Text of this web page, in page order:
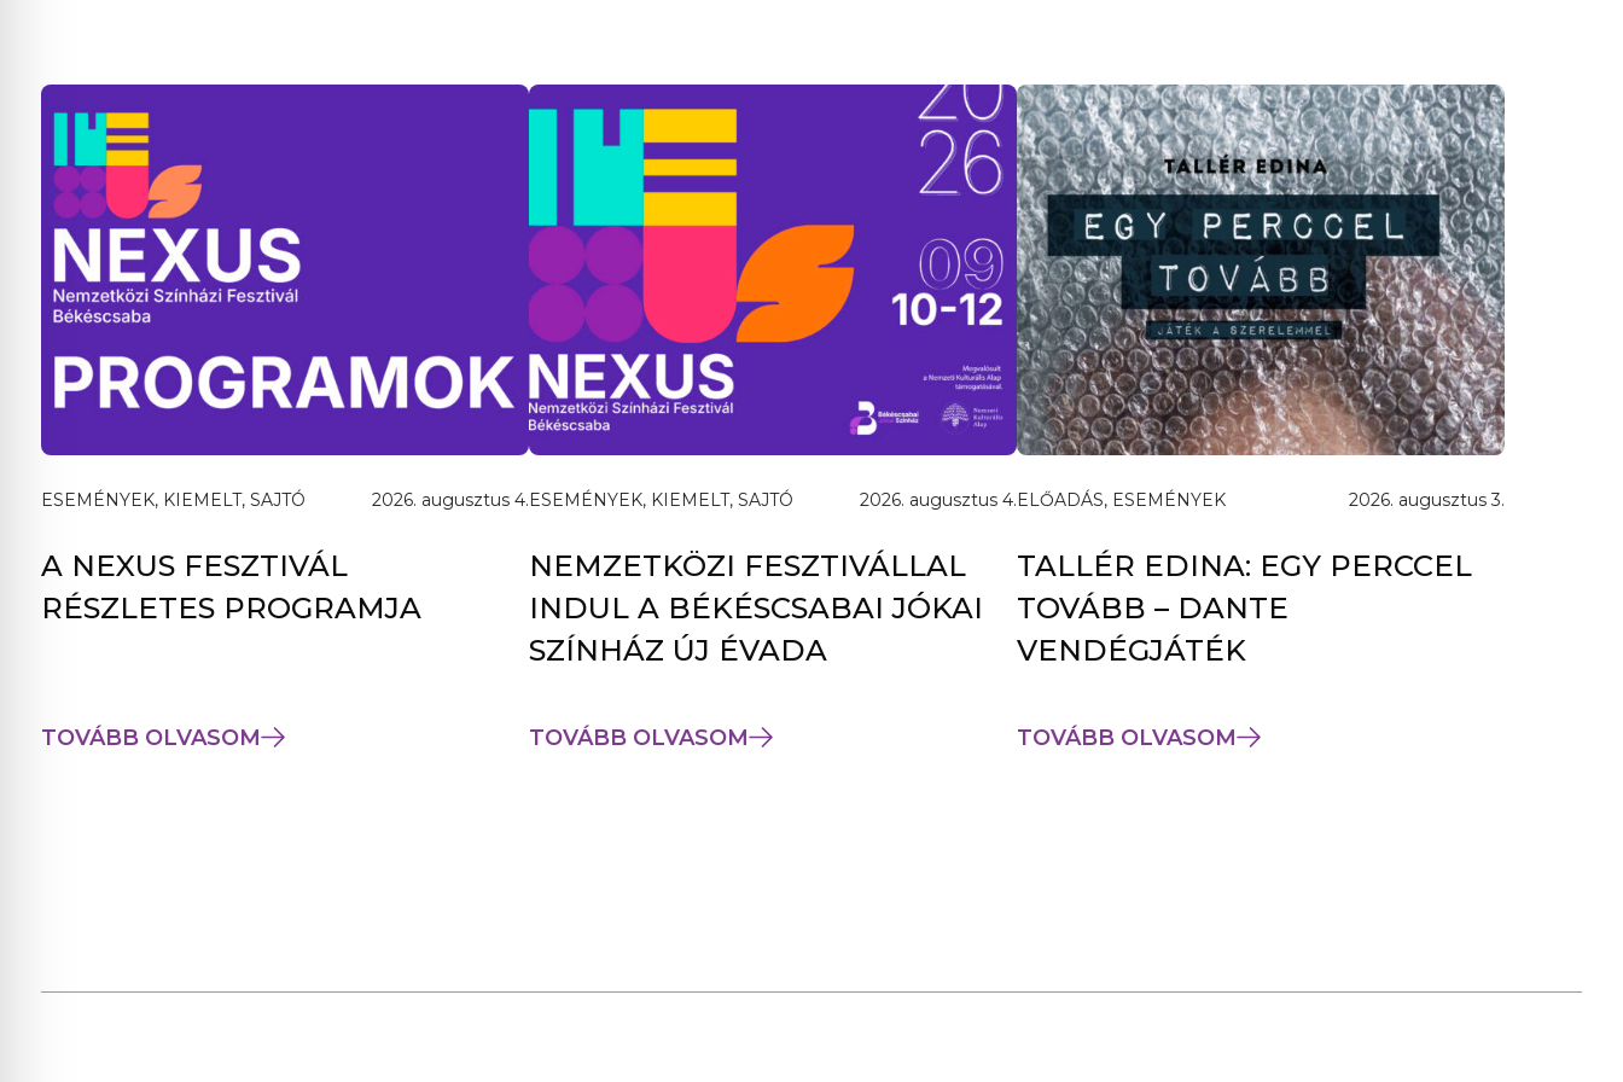
ESEMÉNYEK, KIEMELT, SAJTÓ 2026. augusztus 4.
A NEXUS FESZTIVÁL
RÉSZLETES PROGRAMJA
TOVÁBB OLVASOM
ESEMÉNYEK, KIEMELT, SAJTÓ 2026. augusztus 4.
NEMZETKÖZI FESZTIVÁLLAL
INDUL A BÉKÉSCSABAI JÓKAI
SZÍNHÁZ ÚJ ÉVADA
TOVÁBB OLVASOM
ELŐADÁS, ESEMÉNYEK 2026. augusztus 3.
TALLÉR EDINA: EGY PERCCEL
TOVÁBB – DANTE
VENDÉGJÁTÉK
TOVÁBB OLVASOM